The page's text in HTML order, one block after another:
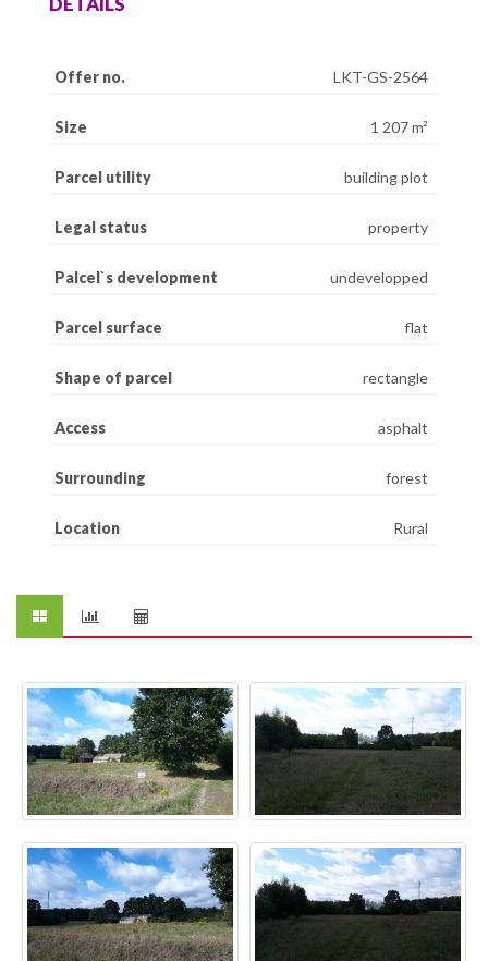
Offer no. LKT-GS-2564
Size 1 207 m²
Parcel utility building plot
Legal status property
Palcel`s development undevelopped
Parcel surface flat
Shape of parcel rectangle
Access asphalt
Surrounding forest
Location Rural